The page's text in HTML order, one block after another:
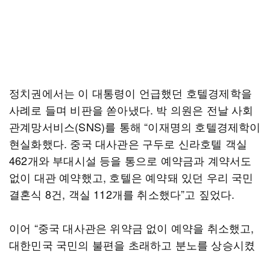
정치권에서는 이 대통령이 언급했던 호텔경제학을
사례로 들며 비판을 쏟아냈다. 박 의원은 전날 사회
관계망서비스(SNS)를 통해 “이재명의 호텔경제학이
현실화했다. 중국 대사관은 구두로 신라호텔 객실
462개와 부대시설 등을 통으로 예약금과 계약서도
없이 대관 예약했고, 호텔은 예약돼 있던 우리 국민
결혼식 8건, 객실 112개를 취소했다”고 짚었다.
이어 “중국 대사관은 위약금 없이 예약을 취소했고,
대한민국 국민의 불편을 초래하고 분노를 상승시켰